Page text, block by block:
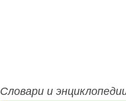
Словари и